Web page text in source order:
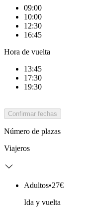
09:00
10:00
12:30
16:45
Hora de vuelta
13:45
17:30
19:30
Confirmar fechas
Número de plazas
Viajeros
Adultos•27€
Ida y vuelta